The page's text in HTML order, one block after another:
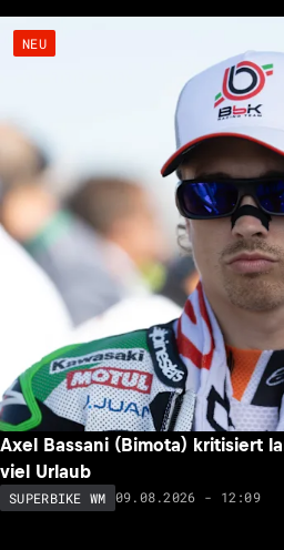
NEU
Axel Bassani (Bimota) kritisiert
viel Urlaub
SUPERBIKE WM 09.08.2026 - 12:09